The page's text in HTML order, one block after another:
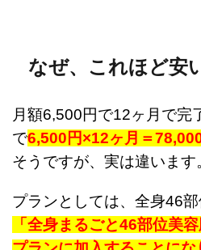
なぜ、これほど安
月額6,500円で12ヶ月で完
で6,500円×12ヶ月＝
そうですが、実は違います
プランとしては、全身46
「全身まるごと46部位美